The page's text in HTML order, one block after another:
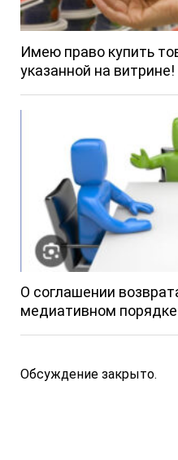
Имею право купить
указанной на витрине!
О соглашении
медиативном порядке
Обсуждение закрыто.